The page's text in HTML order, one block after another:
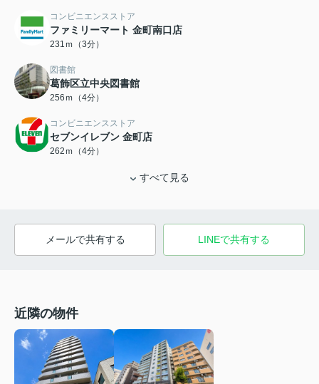
コンビニエンスストア
ファミリーマート 金町南口店
231ｍ（3分）
図書館
葛飾区立中央図書館
256ｍ（4分）
コンビニエンスストア
セブンイレブン 金町店
262ｍ（4分）
すべて見る
メールで共有する LINEで共有する
近隣の物件